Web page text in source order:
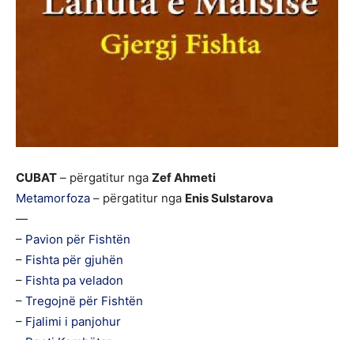
CUBAT – përgatitur nga Zef Ahmeti
Metamorfoza – përgatitur nga Enis Sulstarova
—
– Pavion për Fishtën
– Fishta për gjuhën
– Fishta pa veladon
– Tregojnë për Fishtën
– Fjalimi i panjohur